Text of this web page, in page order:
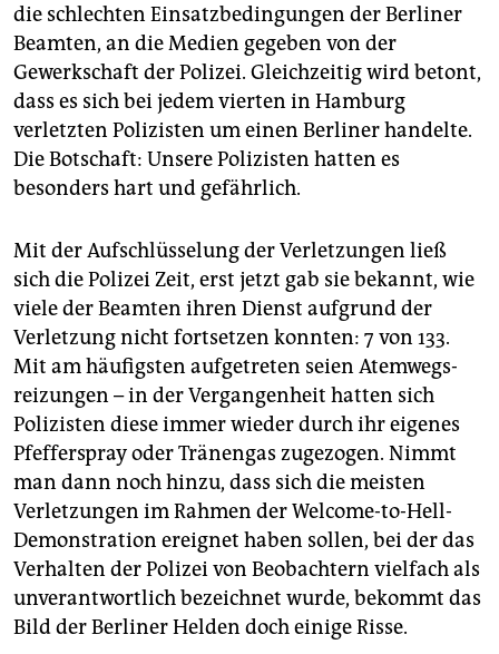
die schlechten Einsatzbedingungen der Berliner
Beamten, an die Medien gegeben von der
Gewerkschaft der Polizei. Gleichzeitig wird betont,
dass es sich bei jedem vierten in Hamburg
verletzten Polizisten um einen Berliner handelte.
Die Botschaft: Unsere Polizisten hatten es
besonders hart und gefährlich.
Mit der Aufschlüsselung der Verletzungen ließ
sich die Polizei Zeit, erst jetzt gab sie bekannt, wie
viele der Beamten ihren Dienst aufgrund der
Verletzung nicht fortsetzen konnten: 7 von 133.
Mit am häufigsten aufgetreten seien Atemwegs­
reizungen – in der Vergangenheit hatten sich
Polizisten diese immer wieder durch ihr eigenes
Pfefferspray oder Tränengas zugezogen. Nimmt
man dann noch hinzu, dass sich die meisten
Verletzungen im Rahmen der Welcome-to-Hell-
Demonstration ereignet haben sollen, bei der das
Verhalten der Polizei von Beobachtern vielfach als
unverantwortlich bezeichnet wurde, bekommt das
Bild der Berliner Helden doch einige Risse.